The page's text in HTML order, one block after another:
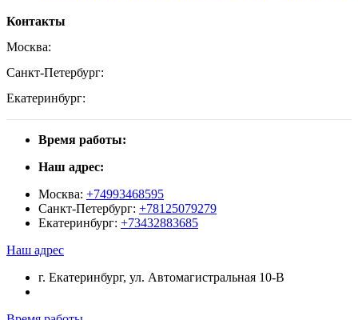
Контакты
Москва:
Санкт-Петербург:
Екатеринбург:
Время работы:
Наш адрес:
Москва: +74993468595
Санкт-Петербург: +78125079279
Екатеринбург: +73432883685
Наш адрес
г. Екатеринбург, ул. Автомагистральная 10-В